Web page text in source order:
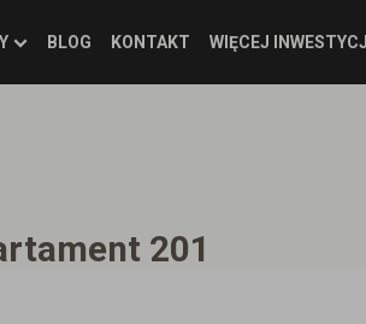
BLOG KONTAKT WIĘCEJ
201